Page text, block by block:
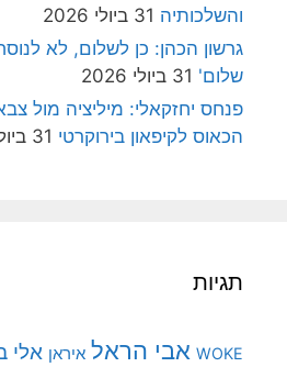
והשלכותיה 31 ביולי 2026
גרשון הכהן: כן לשלום, לא
שלום' 31 ביולי 2026
פנחס יחזקאלי: מיליציה מול
הכאוס לקיפאון בירוקרטי 31 ביולי 2026
תגיות
WOKE אבי הראל איראן אלי